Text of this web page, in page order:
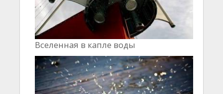
Вселенная в капле воды